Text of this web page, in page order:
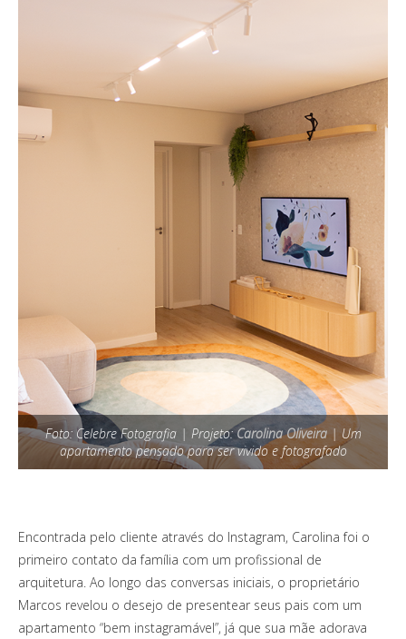
Foto: Celebre Fotografia | Projeto:Carolina Oliveira| Um
apartamento pensado para ser vivido e fotografado
Encontrada pelo cliente através do Instagram, Carolina foi o
primeiro contato da família com um profissional de
arquitetura. Ao longo das conversas iniciais, o proprietário
Marcos revelou o desejo de presentear seus pais com um
apartamento “bem instagramável”, já que sua mãe adorava